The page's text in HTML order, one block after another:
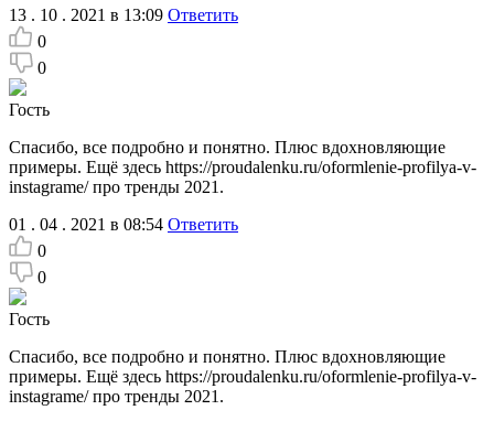
13 . 10 . 2021 в 13:09 Ответить
0
0
Гость
Спасибо, все подробно и понятно. Плюс вдохновляющие
примеры. Ещё здесь https://proudalenku.ru/oformlenie-profilya-v-
instagrame/ про тренды 2021.
01 . 04 . 2021 в 08:54 Ответить
0
0
Гость
Спасибо, все подробно и понятно. Плюс вдохновляющие
примеры. Ещё здесь https://proudalenku.ru/oformlenie-profilya-v-
instagrame/ про тренды 2021.